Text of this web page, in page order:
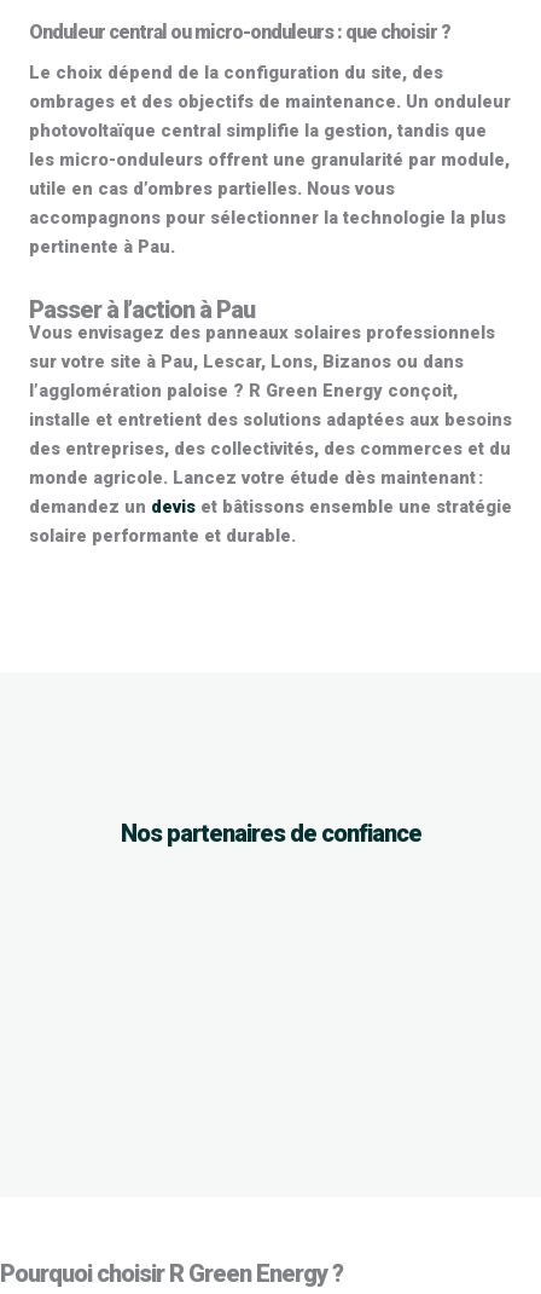
Onduleur central ou micro-onduleurs : que choisir ?
Le choix dépend de la configuration du site, des
ombrages et des objectifs de maintenance. Un onduleur
photovoltaïque central simplifie la gestion, tandis que
les micro-onduleurs offrent une granularité par module,
utile en cas d’ombres partielles. Nous vous
accompagnons pour sélectionner la technologie la plus
pertinente à Pau.
Passer à l’action à Pau
Vous envisagez des panneaux solaires professionnels
sur votre site à Pau, Lescar, Lons, Bizanos ou dans
l’agglomération paloise ? R Green Energy conçoit,
installe et entretient des solutions adaptées aux besoins
des entreprises, des collectivités, des commerces et du
monde agricole. Lancez votre étude dès maintenant :
demandez un devis et bâtissons ensemble une stratégie
solaire performante et durable.
Nos partenaires de confiance
Pourquoi choisir R Green Energy ?